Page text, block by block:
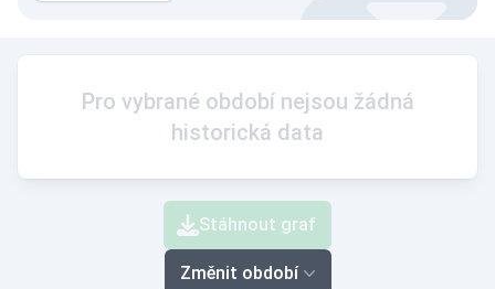
Pro vybrané období nejsou žádná
historická data
Stáhnout graf
Změnit období